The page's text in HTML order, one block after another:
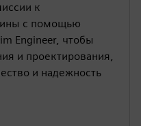
к
с помощью
Engineer, чтобы
и проектирования,
и надежность